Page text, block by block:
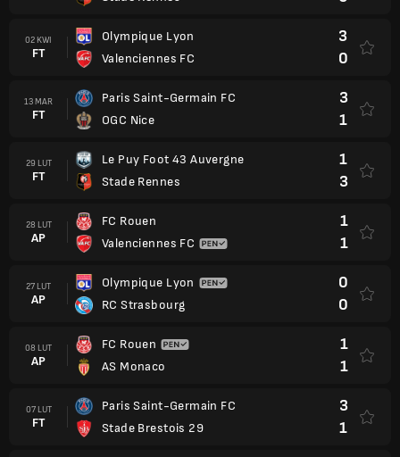
02 KWI
FT
Olympique Lyon
Valenciennes FC
3
0
13 MAR
FT
Paris Saint-Germain FC
OGC Nice
3
1
29 LUT
FT
Le Puy Foot 43 Auvergne
Stade Rennes
1
3
28 LUT
AP
FC Rouen
Valenciennes FC
1
1
27 LUT
AP
Olympique Lyon
RC Strasbourg
0
0
08 LUT
AP
FC Rouen
AS Monaco
1
1
07 LUT
FT
Paris Saint-Germain FC
Stade Brestois 29
3
1